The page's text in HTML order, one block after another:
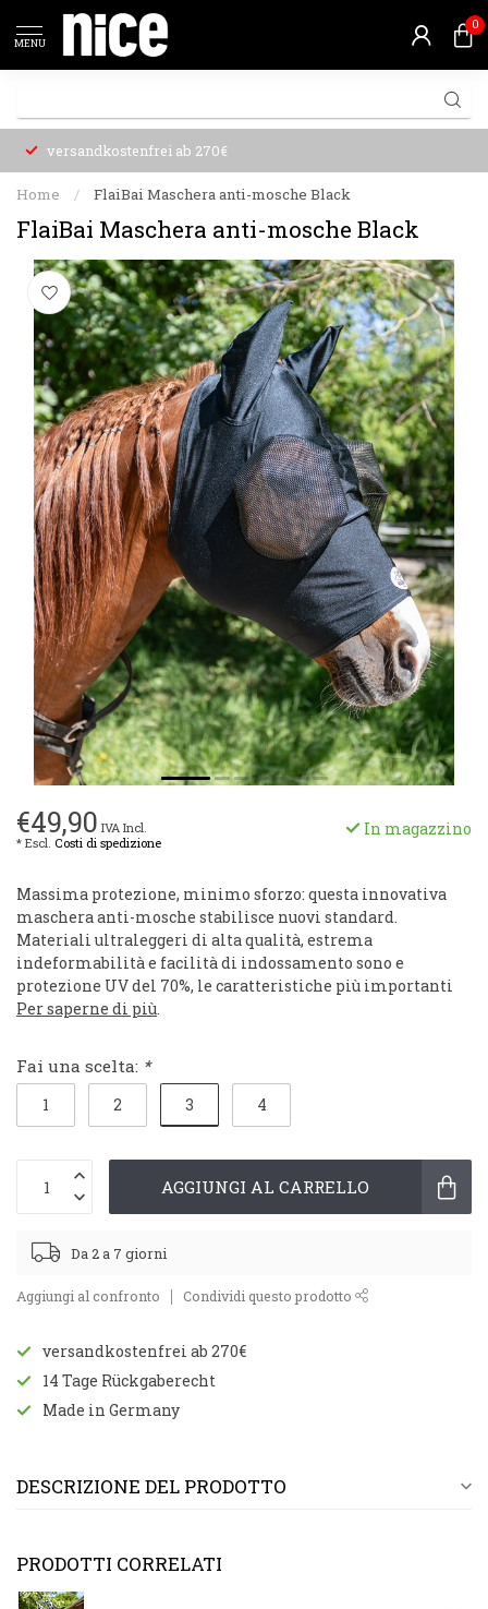
MENU
0
versandkostenfrei ab 270€
Home / FlaiBai Maschera anti-mosche Black
FlaiBai Maschera anti-mosche Black
€49,90 IVA Incl.
* Escl. Costi di spedizione
In magazzino
Massima protezione, minimo sforzo: questa innovativa
maschera anti-mosche stabilisce nuovi standard.
Materiali ultraleggeri di alta qualità, estrema
indeformabilità e facilità di indossamento sono e
protezione UV del 70%, le caratteristiche più importanti
Per saperne di più.
Fai una scelta: *
1 2 3 4
AGGIUNGI AL CARRELLO
Da 2 a 7 giorni
Aggiungi al confronto Condividi questo prodotto
versandkostenfrei ab 270€
14 Tage Rückgaberecht
Made in Germany
DESCRIZIONE DEL PRODOTTO
PRODOTTI CORRELATI